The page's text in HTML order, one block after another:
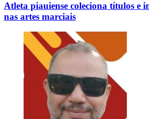
Atleta piauiense coleciona títulos e
nas artes marciais